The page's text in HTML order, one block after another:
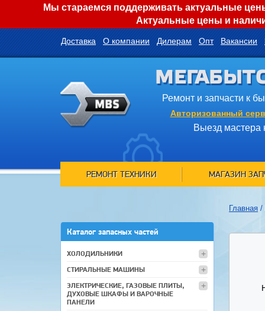
Мы стараемся поддерживать актуальные
Актуальные цены и
Доставка О компании Дилерам Опт Вакансии
Ремонт и запчасти к
Авторизованный
Выезд мастера
РЕМОНТ ТЕХНИКИ МАГАЗИН
Каталог запасных частей
ХОЛОДИЛЬНИКИ
СТИРАЛЬНЫЕ МАШИНЫ
ЭЛЕКТРИЧЕСКИЕ, ГАЗОВЫЕ ПЛИТЫ,
ДУХОВЫЕ ШКАФЫ И ВАРОЧНЫЕ
ПАНЕЛИ
Главная /